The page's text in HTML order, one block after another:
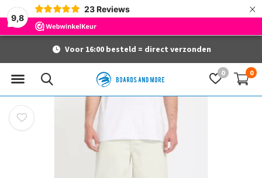
9,8
23 Reviews ×
0 0
Voor 16:00 besteld = direct verzonden